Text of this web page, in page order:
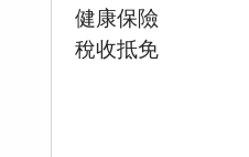
健康保險
稅收抵免